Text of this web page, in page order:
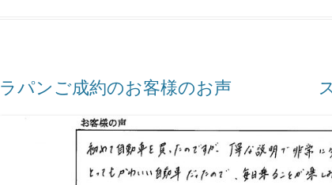
ラパンご成約のお客様のお声 ス